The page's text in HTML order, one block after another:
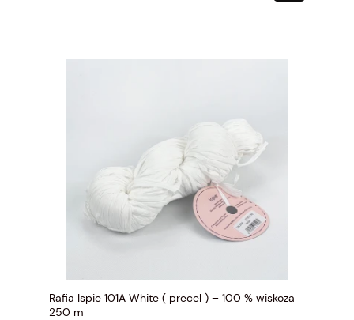
Rafia Ispie 101A White ( precel ) – 100 % wiskoza
250 m